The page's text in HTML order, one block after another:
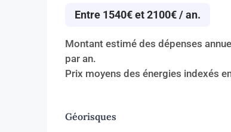
Entre 1540€ et 2100€ / an.
Montant estimé des dépenses
par an.
Prix moyens des énergies indexés
Géorisques